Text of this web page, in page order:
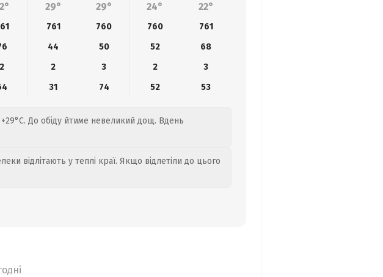
29° 29° 24° 22°
761 760 760
761
44 50 52
68
2 2 3 2
3
31 74 52 53
+29°C. До обіду йтиме невеликий дощ. Вдень
відлітають у теплі краї. Якщо відлетіли до цього